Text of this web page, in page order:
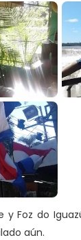
Foz do
aún.